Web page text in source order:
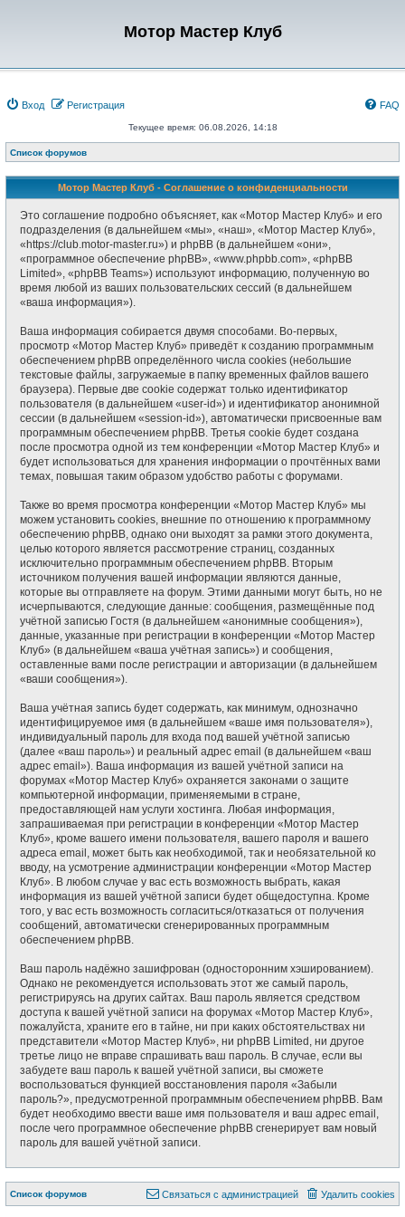
Мотор Мастер Клуб
Вход Регистрация FAQ
Текущее время: 06.08.2026, 14:18
Список форумов
Мотор Мастер Клуб - Соглашение о конфиденциальности
Это соглашение подробно объясняет, как «Мотор Мастер Клуб» и его
подразделения (в дальнейшем «мы», «наш», «Мотор Мастер Клуб»,
«https://club.motor-master.ru») и phpBB (в дальнейшем «они»,
«программное обеспечение phpBB», «www.phpbb.com», «phpBB
Limited», «phpBB Teams») используют информацию, полученную во
время любой из ваших пользовательских сессий (в дальнейшем
«ваша информация»).
Ваша информация собирается двумя способами. Во-первых,
просмотр «Мотор Мастер Клуб» приведёт к созданию программным
обеспечением phpBB определённого числа cookies (небольшие
текстовые файлы, загружаемые в папку временных файлов вашего
браузера). Первые две cookie содержат только идентификатор
пользователя (в дальнейшем «user-id») и идентификатор анонимной
сессии (в дальнейшем «session-id»), автоматически присвоенные вам
программным обеспечением phpBB. Третья cookie будет создана
после просмотра одной из тем конференции «Мотор Мастер Клуб» и
будет использоваться для хранения информации о прочтённых вами
темах, повышая таким образом удобство работы с форумами.
Также во время просмотра конференции «Мотор Мастер Клуб» мы
можем установить cookies, внешние по отношению к программному
обеспечению phpBB, однако они выходят за рамки этого документа,
целью которого является рассмотрение страниц, созданных
исключительно программным обеспечением phpBB. Вторым
источником получения вашей информации являются данные,
которые вы отправляете на форум. Этими данными могут быть, но не
исчерпываются, следующие данные: сообщения, размещённые под
учётной записью Гостя (в дальнейшем «анонимные сообщения»),
данные, указанные при регистрации в конференции «Мотор Мастер
Клуб» (в дальнейшем «ваша учётная запись») и сообщения,
оставленные вами после регистрации и авторизации (в дальнейшем
«ваши сообщения»).
Ваша учётная запись будет содержать, как минимум, однозначно
идентифицируемое имя (в дальнейшем «ваше имя пользователя»),
индивидуальный пароль для входа под вашей учётной записью
(далее «ваш пароль») и реальный адрес email (в дальнейшем «ваш
адрес email»). Ваша информация из вашей учётной записи на
форумах «Мотор Мастер Клуб» охраняется законами о защите
компьютерной информации, применяемыми в стране,
предоставляющей нам услуги хостинга. Любая информация,
запрашиваемая при регистрации в конференции «Мотор Мастер
Клуб», кроме вашего имени пользователя, вашего пароля и вашего
адреса email, может быть как необходимой, так и необязательной ко
вводу, на усмотрение администрации конференции «Мотор Мастер
Клуб». В любом случае у вас есть возможность выбрать, какая
информация из вашей учётной записи будет общедоступна. Кроме
того, у вас есть возможность согласиться/отказаться от получения
сообщений, автоматически сгенерированных программным
обеспечением phpBB.
Ваш пароль надёжно зашифрован (односторонним хэшированием).
Однако не рекомендуется использовать этот же самый пароль,
регистрируясь на других сайтах. Ваш пароль является средством
доступа к вашей учётной записи на форумах «Мотор Мастер Клуб»,
пожалуйста, храните его в тайне, ни при каких обстоятельствах ни
представители «Мотор Мастер Клуб», ни phpBB Limited, ни другое
третье лицо не вправе спрашивать ваш пароль. В случае, если вы
забудете ваш пароль к вашей учётной записи, вы сможете
воспользоваться функцией восстановления пароля «Забыли
пароль?», предусмотренной программным обеспечением phpBB. Вам
будет необходимо ввести ваше имя пользователя и ваш адрес email,
после чего программное обеспечение phpBB сгенерирует вам новый
пароль для вашей учётной записи.
Список форумов Удалить cookies
Связаться с администрацией